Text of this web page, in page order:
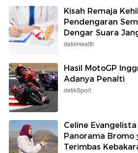
Kisah Remaja
Pendengaran
Dengar Suara
detikHealth
Hasil MotoGP
Adanya Penalti
detikSport
Celine
Panorama Bromo
Terimbas